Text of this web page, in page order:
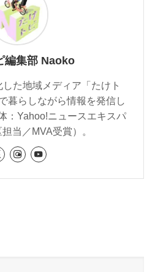
編集部 Naoko
た地域メディア「たけト
暮らしながら情報を発信し
：Yahoo!ニュースエキスパ
当／MVA受賞）。